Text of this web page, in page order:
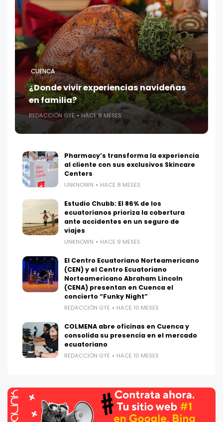
CUENCA
¿Donde vivir experiencias navideñas
en familia?
REDACCIÓN GYE HACE 8 MESES
Pharmacy’s transforma la experiencia
al cliente con sus exclusivos Skincare
Centers
UNKNOWN HACE 8 MESES
Estudio Chubb: El 86% de los
ecuatorianos prioriza la cobertura
ante accidentes en un seguro de
viajes
UNKNOWN HACE 9 MESES
El Centro Ecuatoriano Norteamericano
(CEN) y el Centro Ecuatoriano
Norteamericano Abraham Lincoln
(CENA) presentan en Cuenca el
concierto “Funky Night”
REDACCIÓN GYE HACE 10 MESES
COLMENA abre oficinas en Cuenca y
consolida su presencia en el mercado
ecuatoriano
REDACCIÓN GYE HACE 10 MESES